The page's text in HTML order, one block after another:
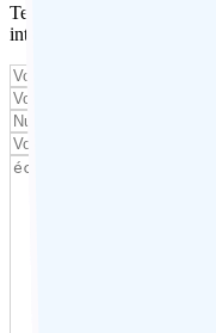
Tell us about your travel
interests, or any details